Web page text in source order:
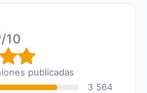
/10
global: 9,6
publicadas
3 564